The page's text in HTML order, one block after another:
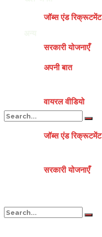
जॉब्स एंड रिक्रूटमेंट
सरकारी योजनाएँ
View All Result
अपनी बात
वायरल वीडियो
जॉब्स एंड रिक्रूटमेंट
सरकारी योजनाएँ